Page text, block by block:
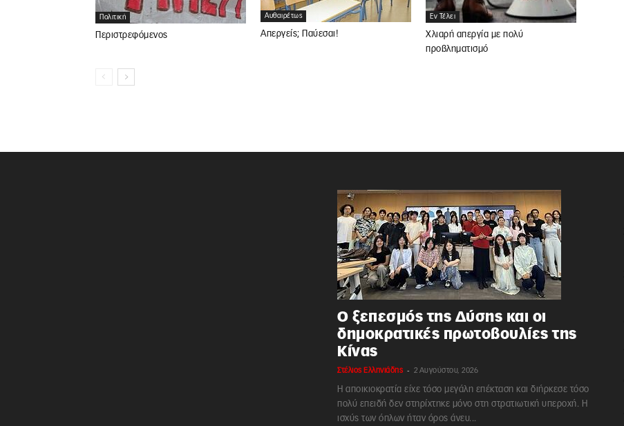
Πολιτική
Περιστρεφόμενος
Αυθαιρέτως
Απεργείς; Παύεσαι!
Εν Τέλει
Χλιαρή απεργία με πολύ
προβληματισμό
Ο ξεπεσμός της Δύσης και οι
δημοκρατικές πρωτοβουλίες της
Κίνας
Στέλιος Ελληνιάδης - 2 Αυγούστου, 2026
Η αποικιοκρατία είχε τόσο μεγάλη επέκταση και διήρκεσε τόσο
πολύ επειδή δεν στηρίχτηκε μόνο στη στρατιωτική υπεροχή. Η
ισχύς των όπλων ήταν όρος άνευ...